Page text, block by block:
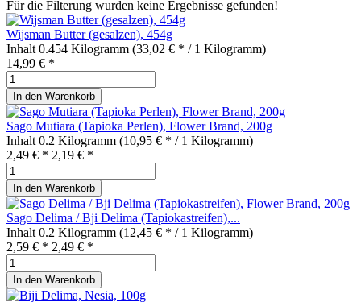
Für die Filterung wurden keine Ergebnisse gefunden!
Wijsman Butter (gesalzen), 454g
Inhalt 0.454 Kilogramm (33,02 € * / 1 Kilogramm)
14,99 € *
In den Warenkorb
Sago Mutiara (Tapioka Perlen), Flower Brand, 200g
Inhalt 0.2 Kilogramm (10,95 € * / 1 Kilogramm)
2,49 € * 2,19 € *
In den Warenkorb
Sago Delima / Bji Delima (Tapiokastreifen),...
Inhalt 0.2 Kilogramm (12,45 € * / 1 Kilogramm)
2,59 € * 2,49 € *
In den Warenkorb